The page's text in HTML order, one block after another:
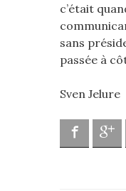
c’était
sans
passée à
Sven Jelure
Facebook